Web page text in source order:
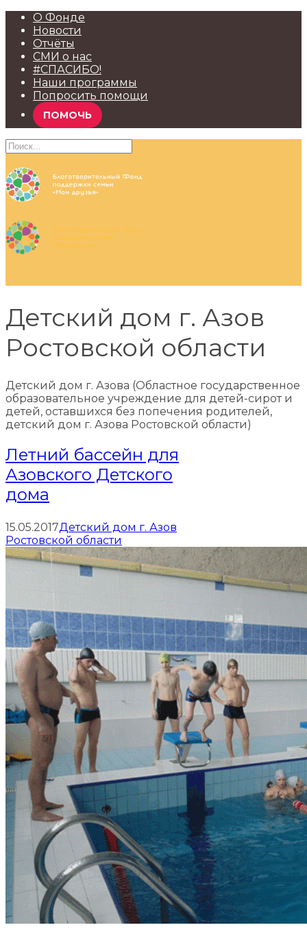
О Фонде
Новости
Отчёты
СМИ о нас
#СПАСИБО!
Наши программы
Попросить помощи
ПОМОЧЬ
Детский дом г. Азов
Ростовской области
Детский дом г. Азова (Областное государственное
образовательное учреждение для детей-сирот и
детей, оставшихся без попечения родителей,
детский дом г. Азова Ростовской области)
Летний бассейн для
Азовского Детского
дома
15.05.2017Детский дом г. Азов
Ростовской области